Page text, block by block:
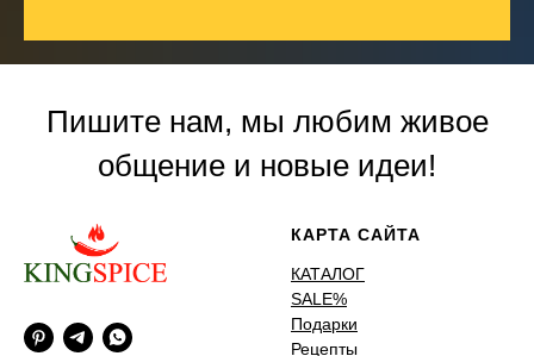
Пишите нам, мы любим живое
общение и новые идеи!
КАРТА САЙТА
КАТАЛОГ
SALE%
Подарки
Рецепты